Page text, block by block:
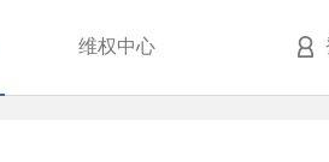
维权中心